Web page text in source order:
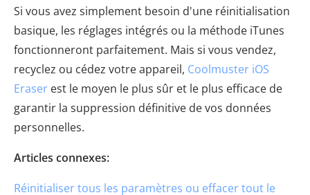
Si vous avez simplement besoin d'une réinitialisation
basique, les réglages intégrés ou la méthode iTunes
fonctionneront parfaitement. Mais si vous vendez,
recyclez ou cédez votre appareil, Coolmuster iOS
Eraser est le moyen le plus sûr et le plus efficace de
garantir la suppression définitive de vos données
personnelles.
Articles connexes:
Réinitialiser tous les paramètres ou effacer tout le